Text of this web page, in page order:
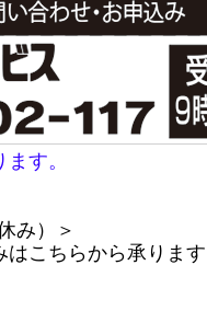
す。
み）＞
こちらから承りま